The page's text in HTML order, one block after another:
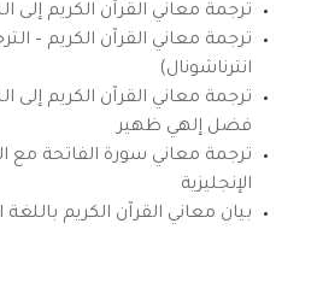
ترجمة معاني القرآن الكريم إلى
ترجمة معاني القرآن الكريم –
انترناشونال)
ترجمة معاني القرآن الكريم إلى
فضل إلهي ظهير
ترجمة معاني سورة الفاتحة مع
الإنجليزية
بيان معاني القرآن الكريم باللغة